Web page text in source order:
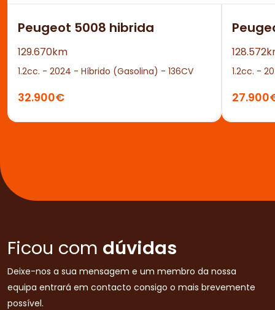
Peugeot 5008 hibrida
129.670km
1.2cc. - 2024 - Híbrido (Gasolina) - 136CV
32.900€
1.2cc. -
Ficou com dúvidas
Deixe-nos a sua mensagem e um membro da nossa
equipa entrará em contacto consigo o mais brevemente
possível.